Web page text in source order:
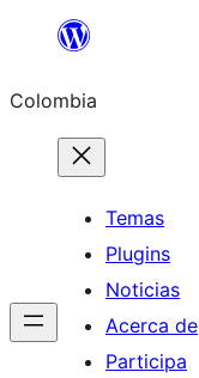
Saltar
contenido
Colombia
Temas
Plugins
Noticias
Acerca de
Participa